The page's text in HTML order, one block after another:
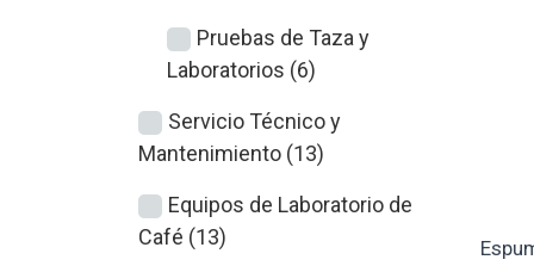
Pruebas de Taza y
Laboratorios (6)
Servicio Técnico y
Mantenimiento (13)
Equipos de Laboratorio de
Café (13)